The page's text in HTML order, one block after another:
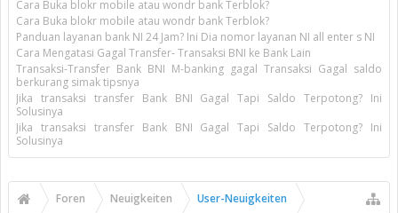
Cara Buka blokr mobile atau wondr bank Terblok?
Cara Buka blokr mobile atau wondr bank Terblok?
Panduan layanan bank NI 24 Jam? Ini Dia nomor layanan NI all enter s NI
Cara Mengatasi Gagal Transfer- Transaksi BNI ke Bank Lain
Transaksi-Transfer Bank BNI M-banking gagal Transaksi Gagal saldo
berkurang simak tipsnya
Jika transaksi transfer Bank BNI Gagal Tapi Saldo Terpotong? Ini
Solusinya
Jika transaksi transfer Bank BNI Gagal Tapi Saldo Terpotong? Ini
Solusinya
Foren Neuigkeiten User-Neuigkeiten